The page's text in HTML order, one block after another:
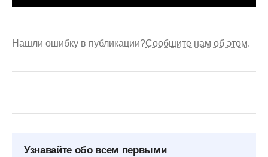
Нашли ошибку в публикации?Сообщите нам об этом.
Узнавайте обо всем первыми